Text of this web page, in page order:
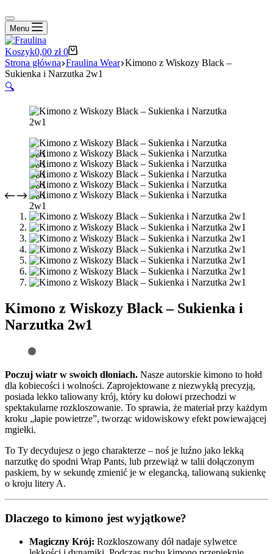
Menu
Koszyk0,00 zł 0
Strona główna Fraulina Wear Kimono z Wiskozy Black –
Sukienka i Narzutka 2w1
🔍
Kimono z Wiskozy Black – Sukienka i
Narzutka 2w1
Poczuj wiatr w swoich dłoniach. Nasze autorskie kimono to hołd
dla kobiecości i wolności. Zaprojektowane z niezwykłą precyzją,
posiada lekko taliowany krój, który ku dołowi przechodzi w
spektakularne rozkloszowanie. To sprawia, że materiał przy każdym
kroku „łapie powietrze”, tworząc widowiskowy efekt powiewającej
mgiełki.
To Ty decydujesz o jego charakterze – noś je luźno jako lekką
narzutkę do spodni Wrap Pants, lub przewiąż w talii dołączonym
paskiem, by w sekundę zmienić je w elegancką, taliowaną sukienkę
o kroju litery A.
Dlaczego to kimono jest wyjątkowe?
Magiczny Krój: Rozkloszowany dół nadaje sylwetce